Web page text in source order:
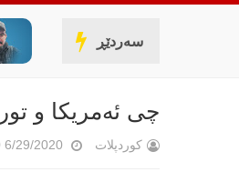
سەردێڕ
چی ئەمریکا و
کوردپلات 6/29/2020 11:14:00 م